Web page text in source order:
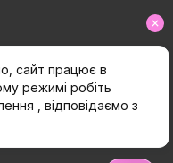
зуп. Сталеварiв